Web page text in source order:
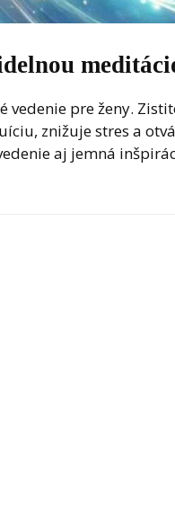
pre ženy.
znižuje stres a
aj jemná